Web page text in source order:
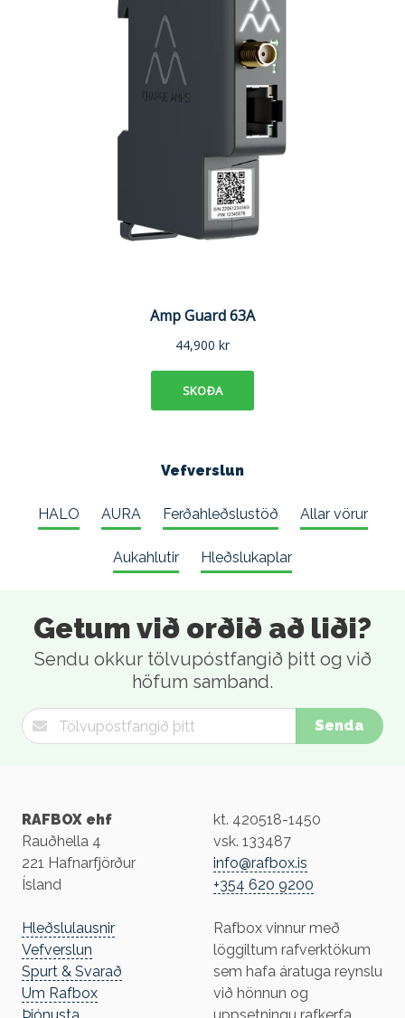
Vefverslun
HALO AURA Ferðahleðslustöð Allar vörur
Aukahlutir Hleðslukaplar
Getum við orðið að liði?
Sendu okkur tölvupóstfangið þitt og við
höfum samband.
Senda
RAFBOX ehf
Rauðhella 4
221 Hafnarfjörður
Ísland
kt. 420518-1450
vsk. 133487
info@rafbox.is
+354 620 9200
Hleðslulausnir
Vefverslun
Spurt & Svarað
Um Rafbox
Rafbox vinnur með
löggiltum rafverktökum
sem hafa áratuga reynslu
við hönnun og